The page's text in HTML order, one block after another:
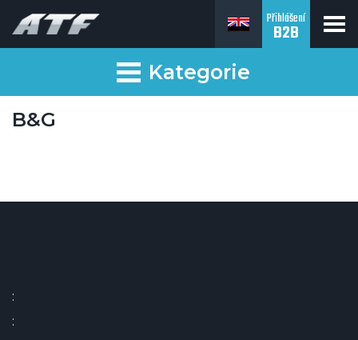
Přihlášení
B2B
Kategorie
B&G
:
: